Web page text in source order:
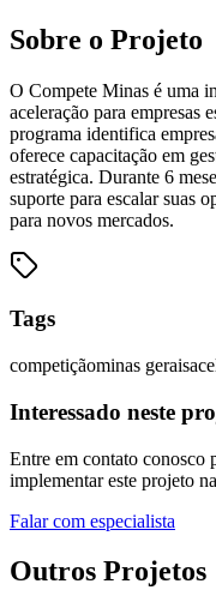
Sobre o Projeto
O Compete Minas é uma
aceleração para empresas
programa identifica
oferece capacitação em
estratégica. Durante 6
suporte para escalar suas
para novos mercados.
Tags
competiçãominas gerais
Interessado neste
Entre em contato conosco
implementar este projeto
Falar com especialista
Outros Projetos